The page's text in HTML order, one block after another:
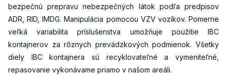
bezpečnú prepravu nebezpečných látok podľa predpisov
ADR, RID, IMDG. Manipulácia pomocou VZV vozíkov. Pomerne
veľká variabilita príslušenstva umožňuje použitie IBC
kontajnerov za rôznych prevádzkových podmienok. Všetky
diely IBC kontajnera sú recyklovateľné a vymeniteľné,
repasovanie vykonávame priamo v našom areáli.